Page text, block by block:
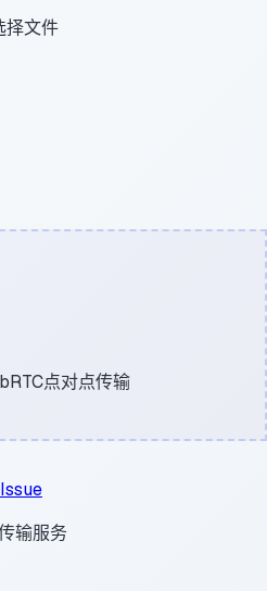
择文件
点对点传输
Issue
输服务